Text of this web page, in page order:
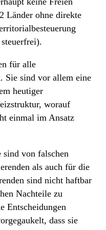
Länder ohne direkte
für alle
Sie sind vor allem eine
heutiger
worauf
einmal im Ansatz
von falschen
als auch für die
sind nicht haftbar
Nachteile zu
Entscheidungen
dass sie